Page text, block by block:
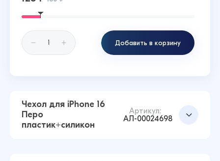
Добавить в корзину
Чехол для iPhone 16
Перо
пластик+силикон
Артикул:
АЛ-00024698